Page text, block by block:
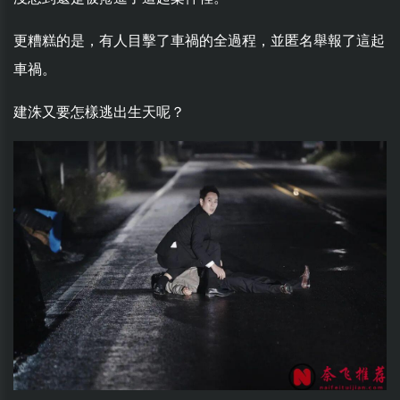
更糟糕的是，有人目擊了車禍的全過程，並匿名舉報了這起
車禍。
建洙又要怎樣逃出生天呢？